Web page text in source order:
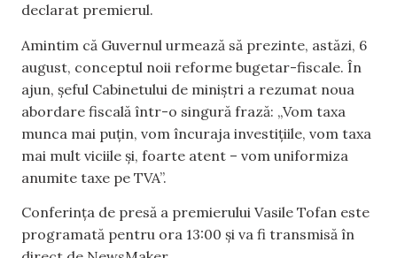
declarat premierul.
Amintim că Guvernul urmează să prezinte, astăzi, 6
august, conceptul noii reforme bugetar-fiscale. În
ajun, șeful Cabinetului de miniștri a rezumat noua
abordare fiscală într-o singură frază: „Vom taxa
munca mai puțin, vom încuraja investițiile, vom taxa
mai mult viciile și, foarte atent – vom uniformiza
anumite taxe pe TVA”.
Conferința de presă a premierului Vasile Tofan este
programată pentru ora 13:00 și va fi transmisă în